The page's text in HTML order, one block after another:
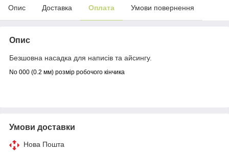
Опис Доставка Оплата Умови повернення
Опис
Безшовна насадка для написів та айсингу.
No 000 (0.2 мм) розмір робочого кінчика
Умови доставки
Нова Пошта